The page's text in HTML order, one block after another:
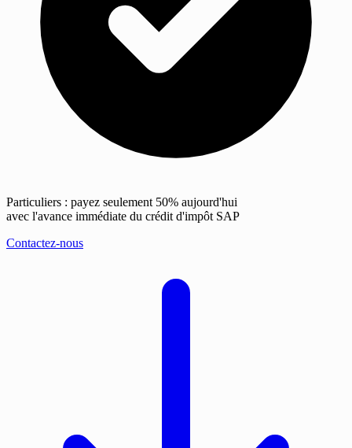
Particuliers : payez seulement 50% aujourd'hui
avec l'avance immédiate du crédit d'impôt SAP
Contactez-nous